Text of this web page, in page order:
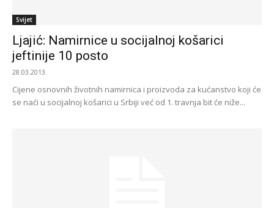
Svijet
Ljajić: Namirnice u socijalnoj košarici
jeftinije 10 posto
28.03.2013.
Cijene osnovnih životnih namirnica i proizvoda za kućanstvo koji će
se naći u socijalnoj košarici u Srbiji već od 1. travnja bit će niže...